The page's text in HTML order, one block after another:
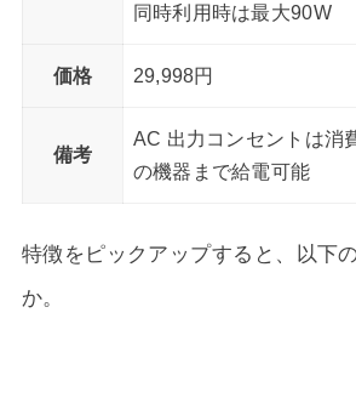
同時利用時は最大90W
価格 29,998円
備考
AC 出力コンセントは消
の機器まで給電可能
特徴をピックアップすると、以下
か。